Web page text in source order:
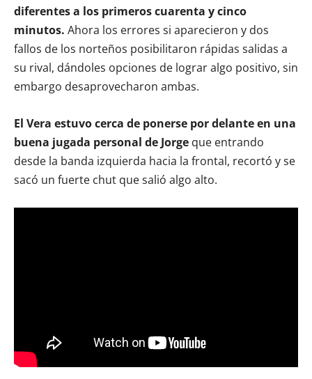
diferentes a los primeros cuarenta y cinco
minutos. Ahora los errores si aparecieron y dos
fallos de los norteños posibilitaron rápidas salidas a
su rival, dándoles opciones de lograr algo positivo, sin
embargo desaprovecharon ambas.
El Vera estuvo cerca de ponerse por delante en una
buena jugada personal de Jorge que entrando
desde la banda izquierda hacia la frontal, recortó y se
sacó un fuerte chut que salió algo alto.